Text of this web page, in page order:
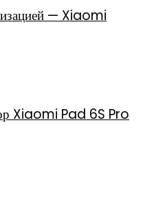
— Xiaomi
Xiaomi Pad 6S Pro